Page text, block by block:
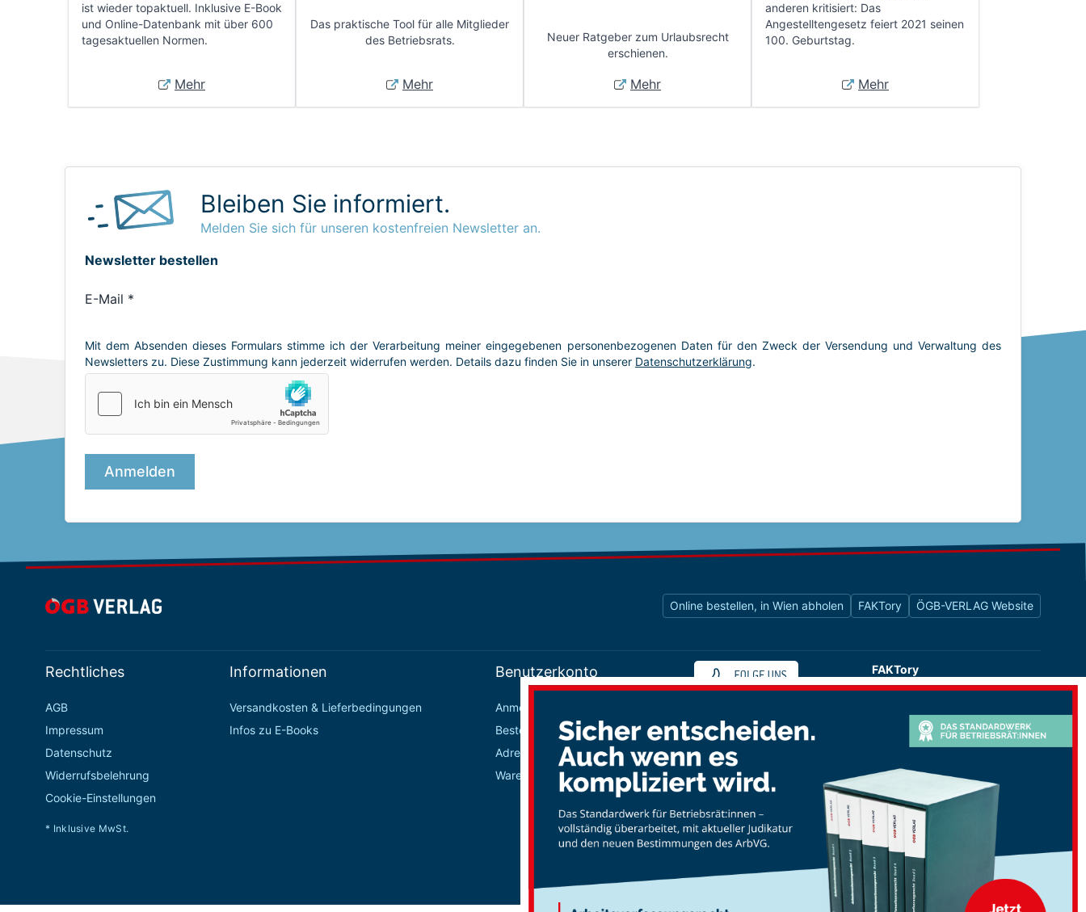
ist wieder topaktuell. Inklusive E-Book
und Online-Datenbank mit über 600
tagesaktuellen Normen.
Mehr
Das praktische Tool für alle Mitglieder
des Betriebsrats.
Mehr
Neuer Ratgeber zum Urlaubsrecht
erschienen.
Mehr
anderen kritisiert: Das
Angestelltengesetz feiert 2021 seinen
100. Geburtstag.
Mehr
Bleiben Sie informiert.
Melden Sie sich für unseren kostenfreien Newsletter an.
Online bestellen, in Wien abholen FAKTory ÖGB-VERLAG Website
Rechtliches
AGB
Impressum
Datenschutz
Widerrufsbelehrung
Cookie-Einstellungen
* Inklusive MwSt.
Informationen
Versandkosten & Lieferbedingungen
Infos zu E-Books
Benutzerkonto
Anmelden / Registrieren
Bestellungen
Adressbuch
Warenkorb
FAKTory
Buchhandlung des ÖGB-Verlags
1010 Wien
Tel: 01 / 405 49 98 / 99132
Fax: 01 / 405 49 98 / 99136
Öffnungszeiten:
Montag bis Freitag
9:00 - 18:00 Uhr
durchgehend